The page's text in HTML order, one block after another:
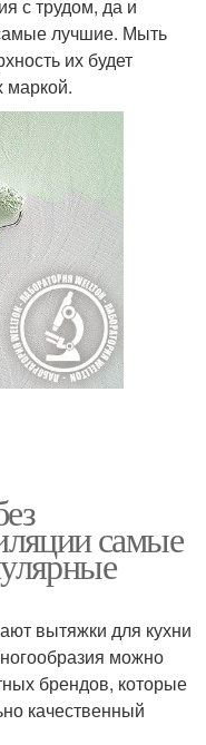
с трудом, да и
лучшие. Мыть
их будет
маркой.
самые
вытяжки для кухни
можно
брендов, которые
качественный